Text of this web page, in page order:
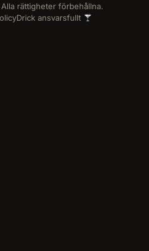
Drick ansvarsfullt
rättigheter förbehållna.